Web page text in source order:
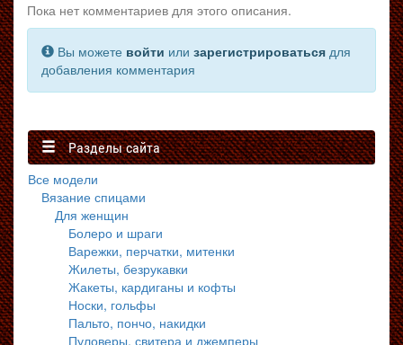
Пока нет комментариев для этого описания.
Вы можете войти или зарегистрироваться для
добавления комментария
Разделы сайта
Все модели
Вязание спицами
Для женщин
Болеро и шраги
Варежки, перчатки, митенки
Жилеты, безрукавки
Жакеты, кардиганы и кофты
Носки, гольфы
Пальто, пончо, накидки
Пуловеры, свитера и джемперы